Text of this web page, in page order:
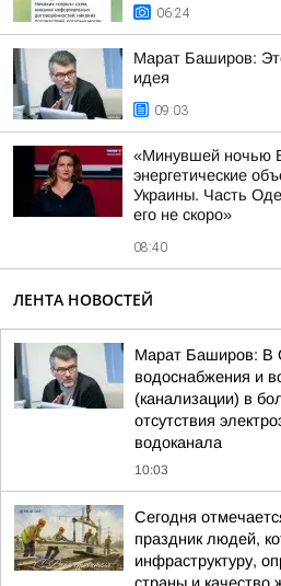
06:24
Марат Баширов:
идея
09:03
«Минувшей ночью
энергетические
Украины. Часть
его не скоро»
08:40
ЛЕНТА НОВОСТЕЙ
Марат Баширов: В
водоснабжения и
(канализации) в
отсутствия
водоканала
10:03
Сегодня
праздник людей,
инфраструктуру,